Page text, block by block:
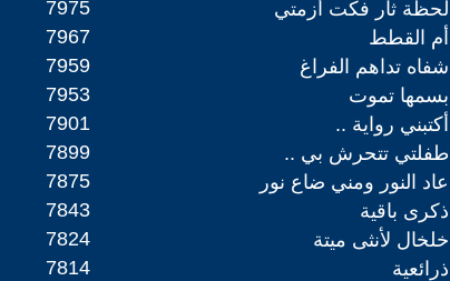
7975 لحظة ثأر فكت أزمتي
7967 أم القطط
7959 شفاه تداهم الفراغ
7953 بسمها تموت
7901 أكتبني رواية ..
7899 طفلتي تتحرش بي ..
7875 عاد النور ومني ضاع نور
7843 ذكرى باقية
7824 خلخال لأنثى ميتة
7814 ذرائعية